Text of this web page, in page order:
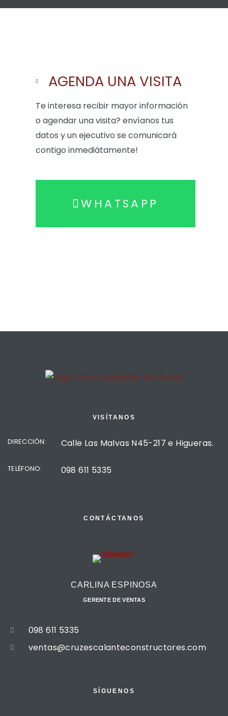
AGENDA UNA VISITA
Te interesa recibir mayor información
o agendar una visita? envíanos tus
datos y un ejecutivo se comunicará
contigo inmediátamente!
WHATSAPP
VISÍTANOS
DIRECCIÓN: Calle Las Malvas N45-217 e Higueras.
TELÉFONO: 098 611 5335
CONTÁCTANOS
CARLINA ESPINOSA
GERENTE DE VENTAS
098 611 5335
ventas@cruzescalanteconstructores.com
SÍGUENOS